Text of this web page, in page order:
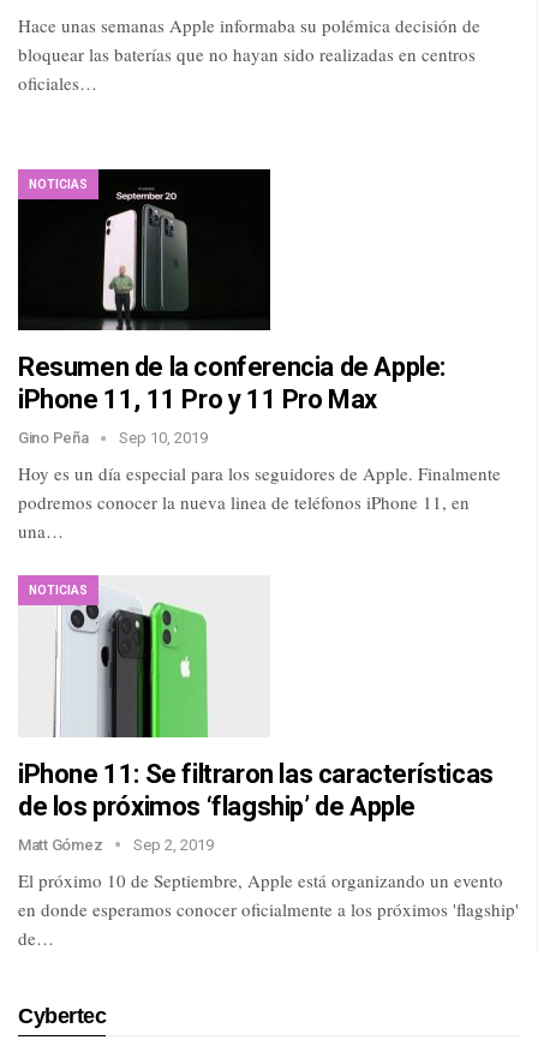
Hace unas semanas Apple informaba su polémica decisión de
bloquear las baterías que no hayan sido realizadas en centros
oficiales…
NOTICIAS
Resumen de la conferencia de Apple:
iPhone 11, 11 Pro y 11 Pro Max
Gino Peña Sep 10, 2019
Hoy es un día especial para los seguidores de Apple. Finalmente
podremos conocer la nueva linea de teléfonos iPhone 11, en
una…
NOTICIAS
iPhone 11: Se filtraron las características
de los próximos ‘flagship’ de Apple
Matt Gómez Sep 2, 2019
El próximo 10 de Septiembre, Apple está organizando un evento
en donde esperamos conocer oficialmente a los próximos 'flagship'
de…
Cybertec